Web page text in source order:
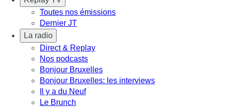
Toutes nos émissions
Dernier JT
La radio
Direct & Replay
Nos podcasts
Bonjour Bruxelles
Bonjour Bruxelles: les interviews
Il y a du Neuf
Le Brunch